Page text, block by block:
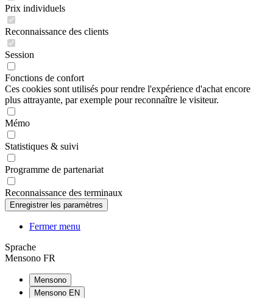
Prix individuels
Reconnaissance des clients
Session
Fonctions de confort
Ces cookies sont utilisés pour rendre l'expérience d'achat encore
plus attrayante, par exemple pour reconnaître le visiteur.
Mémo
Statistiques & suivi
Programme de partenariat
Reconnaissance des terminaux
Fermer menu
Sprache
Mensono FR
Mensono
Mensono EN